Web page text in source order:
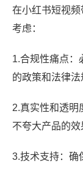
在小红书短视
考虑：
1.合规性痛点：
的政策和法律
2.真实性和透明
不夸大产品的效
3.技术支持：确